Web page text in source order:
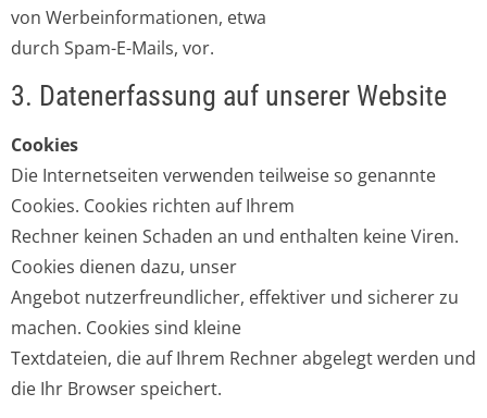
von Werbeinformationen, etwa
durch Spam-E-Mails, vor.
3. Datenerfassung auf unserer Website
Cookies
Die Internetseiten verwenden teilweise so genannte
Cookies. Cookies richten auf Ihrem
Rechner keinen Schaden an und enthalten keine Viren.
Cookies dienen dazu, unser
Angebot nutzerfreundlicher, effektiver und sicherer zu
machen. Cookies sind kleine
Textdateien, die auf Ihrem Rechner abgelegt werden und
die Ihr Browser speichert.